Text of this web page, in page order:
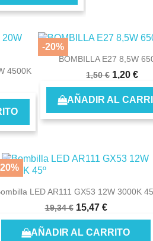
4500K
BOMBILLA E27 8,5W
1,50 € 1,20 €
AÑADIR AL
-20%
LED AR111 GX53 12W 3000K
19,34 € 15,47 €
AÑADIR AL CARRITO
×
Sign in